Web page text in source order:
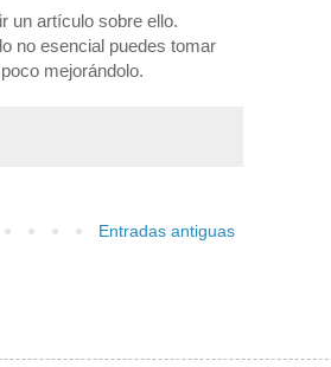
un artículo sobre ello.
no esencial puedes tomar
mejorándolo.
Entradas antiguas